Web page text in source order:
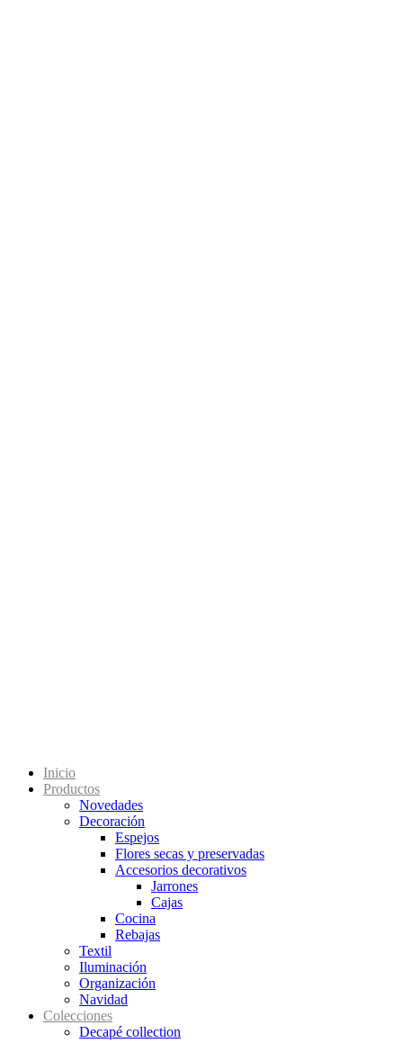
Inicio
Productos
Novedades
Decoración
Espejos
Flores secas y preservadas
Accesorios decorativos
Jarrones
Cajas
Cocina
Rebajas
Textil
Iluminación
Organización
Navidad
Colecciones
Decapé collection